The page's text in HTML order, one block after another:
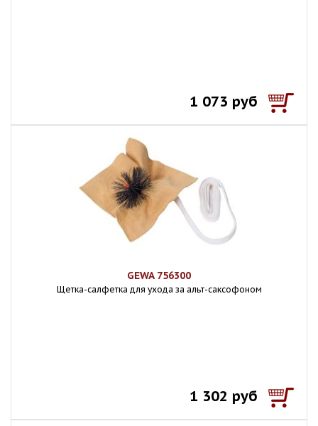
1 073 руб
GEWA 756300
Щетка-салфетка для ухода за альт-саксофоном
1 302 руб